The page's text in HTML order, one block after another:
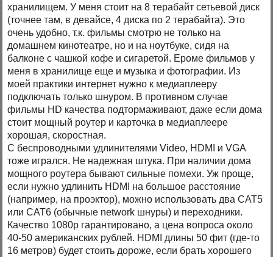
хранилищем. У меня стоит на 8 терабайт сетьевой диск
(точнее там, в девайсе, 4 диска по 2 терабайта). Это
очень удобно, т.к. фильмы смотрю не только на
домашнем кинотеатре, но и на ноутбуке, сидя на
балконе с чашкой кофе и сигаретой. Ероме фильмов у
меня в хранилище еще и музыка и фотографии. Из
моей практики интернет нужно к медиаплееру
подключать только шнуром. В противном случае
фильмы HD качества подтормаживают, даже если дома
стоит мощный роутер и карточка в медиаплеере
хорошая, скоростная.
С беспроводными удлинителями Video, HDMI и VGA
тоже игрался. Не надежная штука. При наличии дома
мощного роутера бывают сильные помехи. Уж проще,
если нужно удлинить HDMI на большое расстояние
(например, на проэктор), можно использовать два CAT5
или CAT6 (обычные network шнуры) и переходники.
Качество 1080р гарантировано, а цена вопроса около
40-50 американских рублей. HDMI длины 50 фит (где-то
16 метров) будет стоить дороже, если брать хорошего